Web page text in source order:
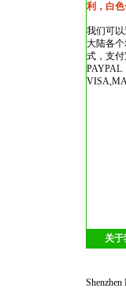
利，白
我们可
大陆各
式，支
PAYPAL
关于
Shenzhen